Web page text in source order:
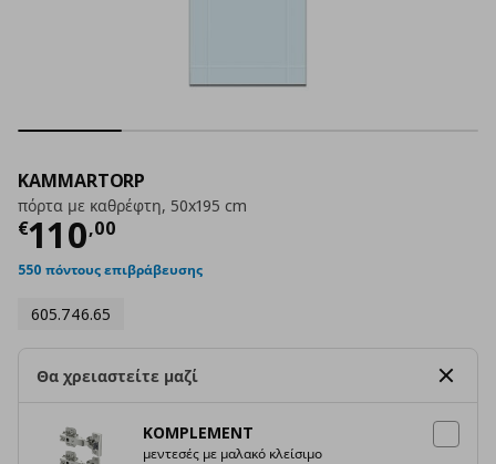
KAMMARTORP
πόρτα με καθρέφτη, 50x195 cm
€110,00
Τρέχουσα τιμή
550 πόντους επιβράβευσης
605.746.65
Θα χρειαστείτε μαζί
KOMPLEMENT
μεντεσές με μαλακό κλείσιμο